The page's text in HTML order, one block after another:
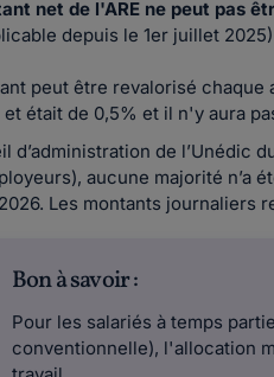
net de l'ARE ne peut pas
depuis le 1er juillet 2025)
peut être revalorisé chaque
était de 0,5% et il n'y aura
d’administration de l’Unédic
aucune majorité
Les montants journaliers
Bon à savoir :
Pour les salariés à temps
conventionnelle), l'allocation